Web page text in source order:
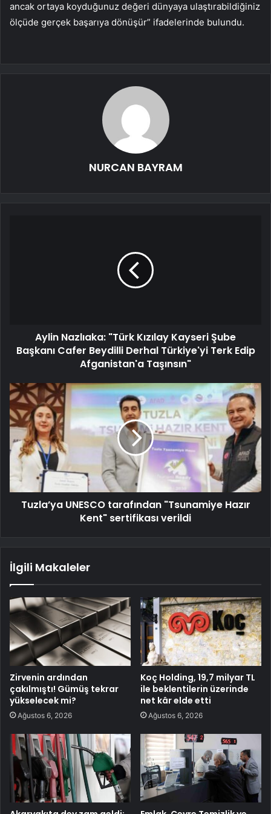
ancak ortaya koyduğunuz değeri dünyaya ulaştırabildiğiniz
ölçüde gerçek başarıya dönüşür” ifadelerinde bulundu.
NURCAN BAYRAM
Aylin Nazlıaka: "Türk Kızılay Kayseri Şube
Başkanı Cafer Beydilli Derhal Türkiye'yi Terk Edip
Afganistan'a Taşınsın"
Tuzla’ya UNESCO tarafından "Tsunamiye Hazır
Kent" sertifikası verildi
İlgili Makaleler
Zirvenin ardından
çakılmıştı! Gümüş tekrar
yükselecek mi?
Ağustos 6, 2026
Koç Holding, 19,7 milyar TL
ile beklentilerin üzerinde
net kâr elde etti
Ağustos 6, 2026